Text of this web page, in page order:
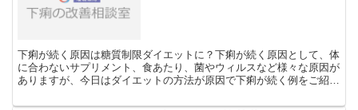
下痢が続く原因は糖質制限ダイエットに？下痢が続く原因として、体
に合わないサプリメント、食あたり、菌やウィルスなど様々な原因が
ありますが、今日はダイエットの方法が原因で下痢が続く例をご紹介